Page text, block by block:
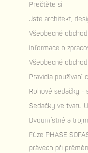
Prečtěte si
Jste architekt,
Všeobecné
Informace o
Všeobecné
Pravidla používaní
Rohové sedačky -
Sedačky ve tvaru U
Dvoumístné a
Fúze PHASE
právech při